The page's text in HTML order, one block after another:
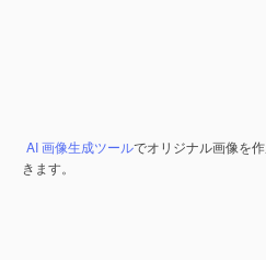
AI 画像生成ツールでオリジナル画像を作
きます。